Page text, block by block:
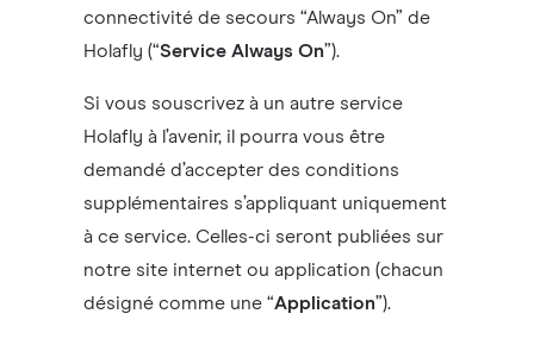
connectivité de secours “Always On” de
Holafly (“Service Always On”).
Si vous souscrivez à un autre service
Holafly à l’avenir, il pourra vous être
demandé d’accepter des conditions
supplémentaires s’appliquant uniquement
à ce service. Celles-ci seront publiées sur
notre site internet ou application (chacun
désigné comme une “Application”).